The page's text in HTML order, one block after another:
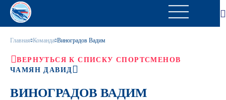
Главная Команда Виноградов Вадим
ВЕРНУТЬСЯ К СПИСКУ СПОРТСМЕНОВ
ЧАМЯН ДАВИД
ВИНОГРАДОВ ВАДИМ